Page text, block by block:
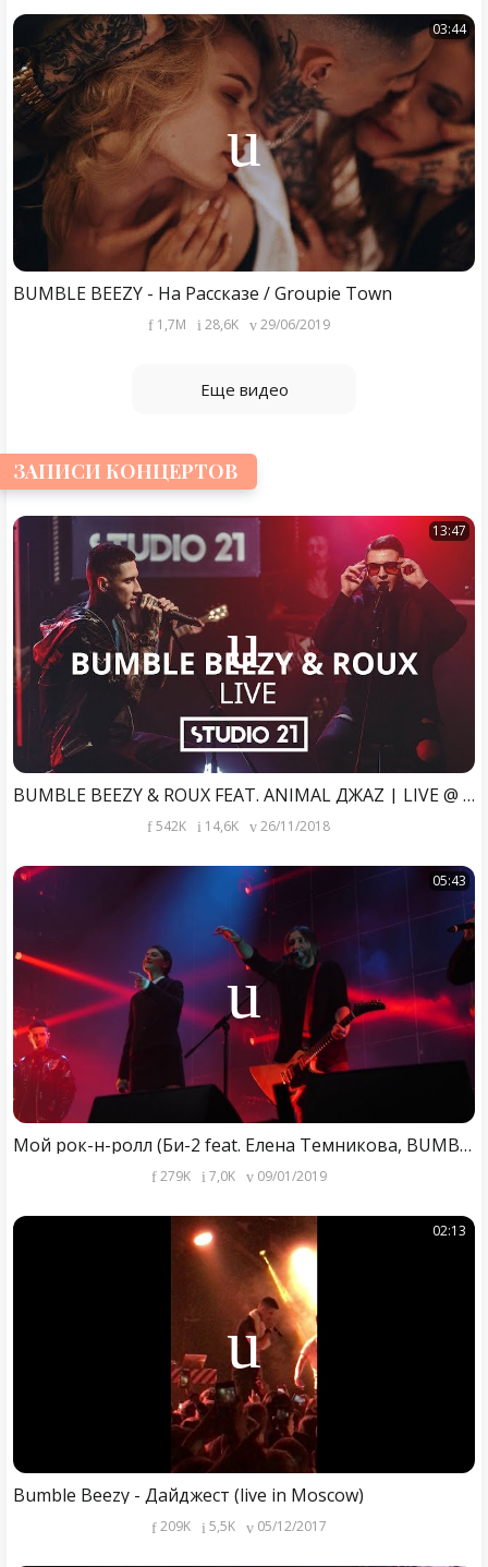
03:44
BUMBLE BEEZY - На Рассказе / Groupie Town
1,7M 28,6K 29/06/2019
Еще видео
ЗАПИСИ КОНЦЕРТОВ
13:47
BUMBLE BEEZY & ROUX FEAT. ANIMAL ДЖАZ | LIVE @ STUDIO 21
542K 14,6K 26/11/2018
05:43
Мой рок-н-ролл (Би-2 feat. Елена Темникова, BUMBLE BEEZY, Вахтанг)
279K 7,0K 09/01/2019
02:13
Bumble Beezy - Дайджест (live in Moscow)
209K 5,5K 05/12/2017